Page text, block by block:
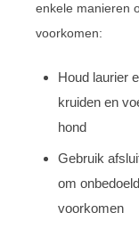
enkele manieren
voorkomen:
Houd laurier
kruiden en
hond
Gebruik
om
voorkomen